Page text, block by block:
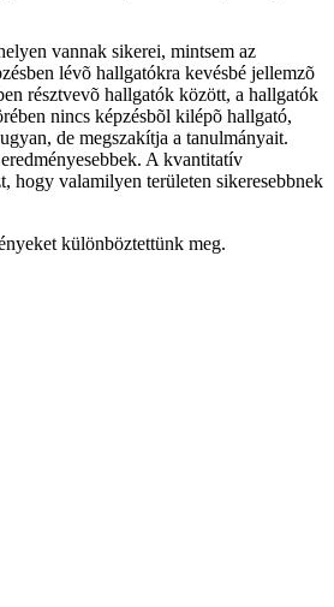
vannak sikerei, mintsem az
lévõ hallgatókra kevésbé jellemzõ
résztvevõ hallgatók között, a hallgatók
nincs képzésbõl kilépõ hallgató,
de megszakítja a tanulmányait.
A kvantitatív
hogy valamilyen területen sikeresebbnek
különböztettünk meg.